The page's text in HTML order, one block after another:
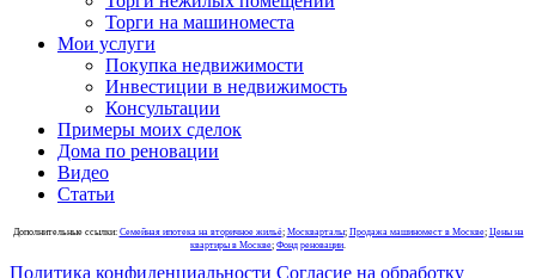
Торги на машиноместа
Мои услуги
Покупка недвижимости
Инвестиции в недвижимость
Консультации
Примеры моих сделок
Дома по реновации
Видео
Статьи
Дополнительные ссылки: Семейная ипотека на вторичное жильё; Москварталы; Продажа машиномест в Москве; Цены на
квартиры в Москве; Фонд реновации.
Политика конфиденциальности Согласие на обработку